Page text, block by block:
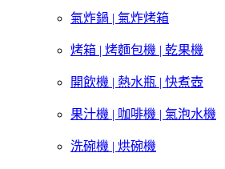
氣炸鍋 | 氣炸烤箱
烤箱 | 烤麵包機 | 乾果機
開飲機 | 熱水瓶 | 快煮壺
果汁機 | 咖啡機 | 氣泡水機
洗碗機 | 烘碗機